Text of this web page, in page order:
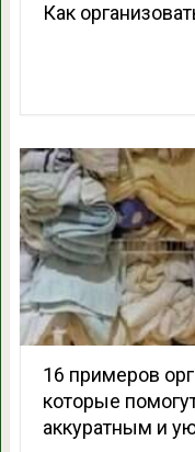
Как
16 примеров
которые
аккуратным и